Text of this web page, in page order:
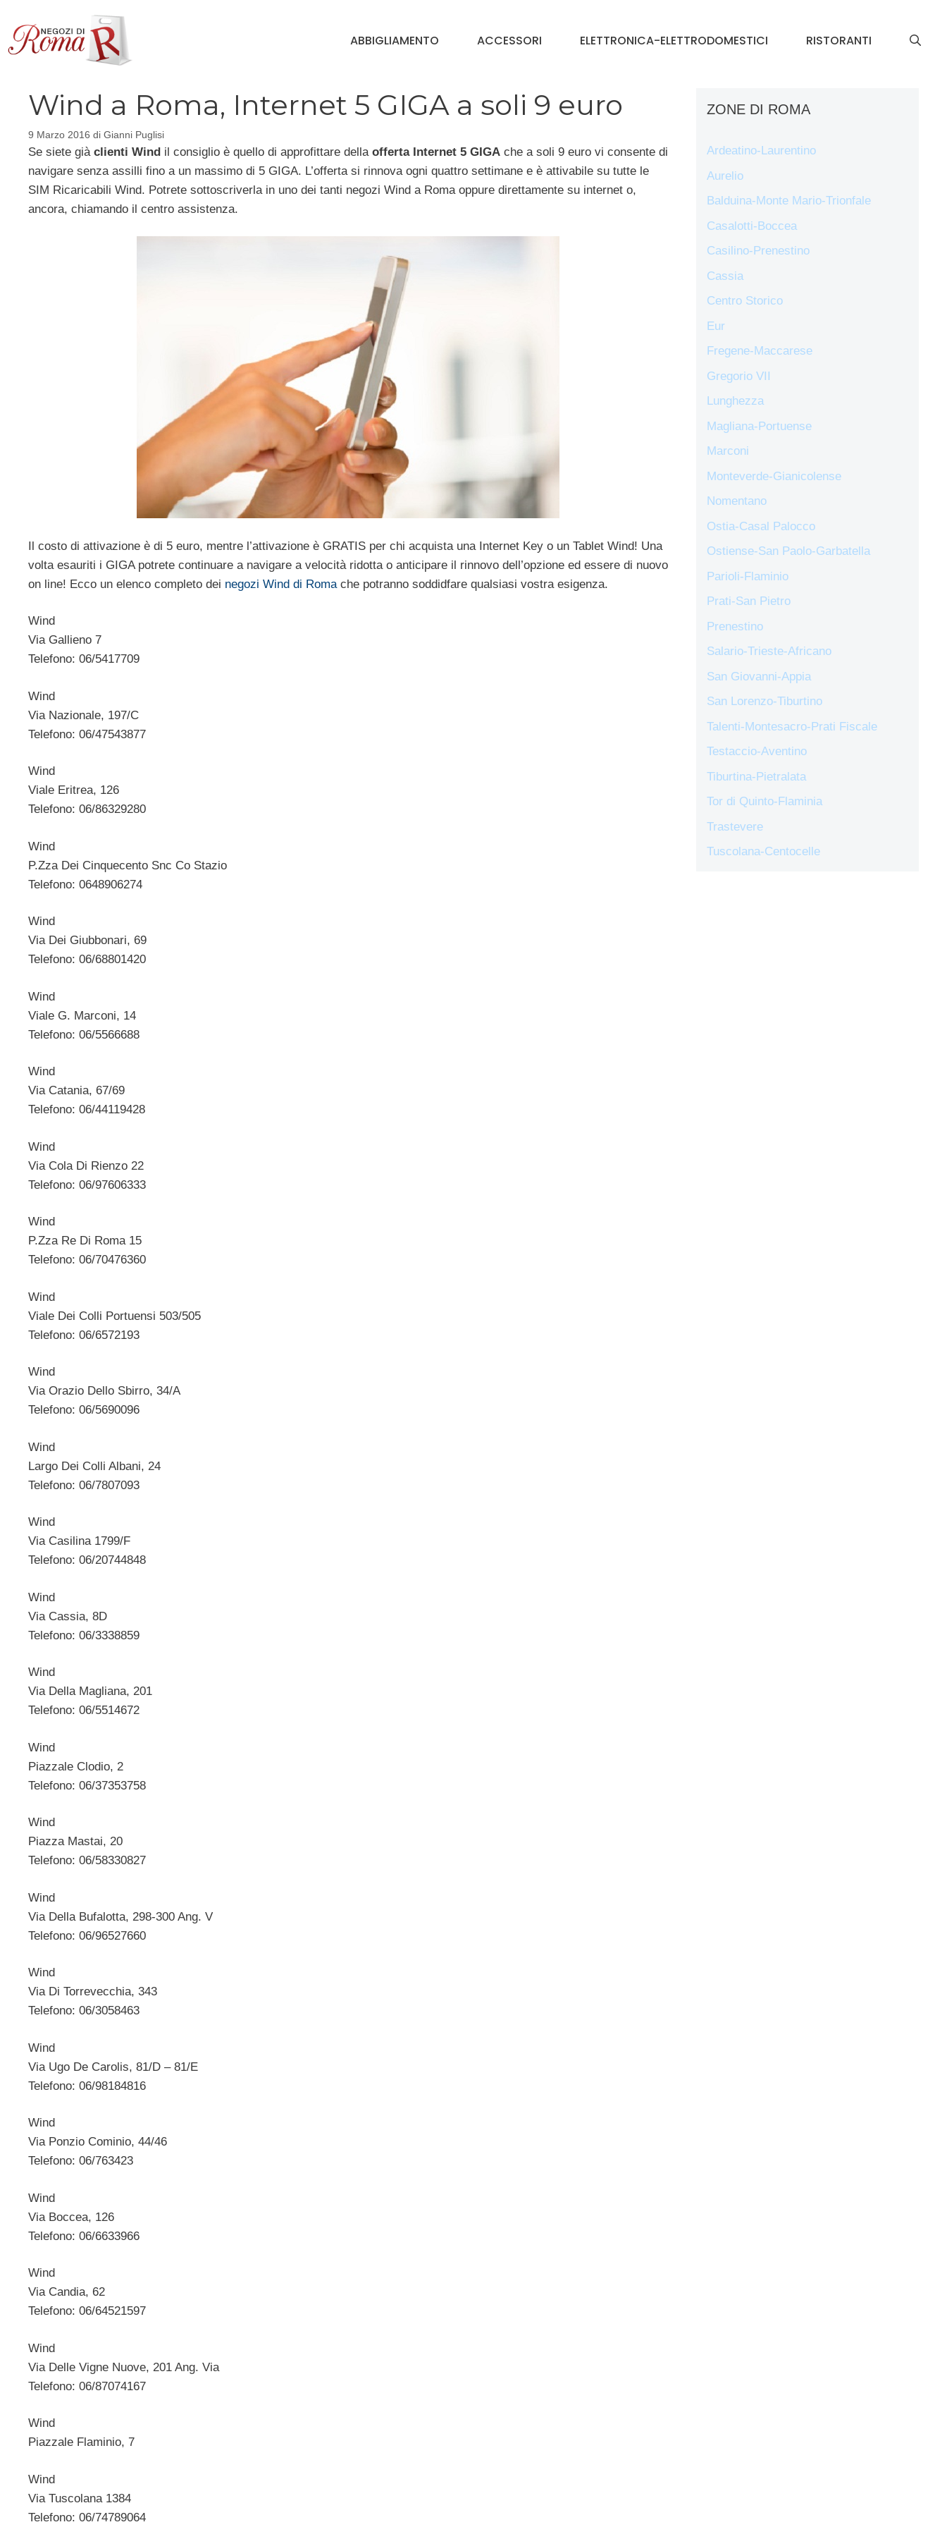
contenuto
ABBIGLIAMENTO ACCESSORI ELETTRONICA-ELETTRODOMESTICI RISTORANTI
Wind a Roma, Internet 5 GIGA a soli 9 euro
9 Marzo 2016 di Gianni Puglisi
Se siete già clienti Wind il consiglio è quello di approfittare della offerta Internet 5 GIGA che a soli 9 euro vi consente di
navigare senza assilli fino a un massimo di 5 GIGA. L’offerta si rinnova ogni quattro settimane e è attivabile su tutte le
SIM Ricaricabili Wind. Potrete sottoscriverla in uno dei tanti negozi Wind a Roma oppure direttamente su internet o,
ancora, chiamando il centro assistenza.
Il costo di attivazione è di 5 euro, mentre l’attivazione è GRATIS per chi acquista una Internet Key o un Tablet Wind! Una
volta esauriti i GIGA potrete continuare a navigare a velocità ridotta o anticipare il rinnovo dell’opzione ed essere di nuovo
on line! Ecco un elenco completo dei negozi Wind di Roma che potranno soddidfare qualsiasi vostra esigenza.
Wind
Via Gallieno 7
Telefono: 06/5417709
Wind
Via Nazionale, 197/C
Telefono: 06/47543877
Wind
Viale Eritrea, 126
Telefono: 06/86329280
Wind
P.Zza Dei Cinquecento Snc Co Stazio
Telefono: 0648906274
Wind
Via Dei Giubbonari, 69
Telefono: 06/68801420
Wind
Viale G. Marconi, 14
Telefono: 06/5566688
Wind
Via Catania, 67/69
Telefono: 06/44119428
Wind
Via Cola Di Rienzo 22
Telefono: 06/97606333
Wind
P.Zza Re Di Roma 15
Telefono: 06/70476360
Wind
Viale Dei Colli Portuensi 503/505
Telefono: 06/6572193
Wind
Via Orazio Dello Sbirro, 34/A
Telefono: 06/5690096
Wind
Largo Dei Colli Albani, 24
Telefono: 06/7807093
Wind
Via Casilina 1799/F
Telefono: 06/20744848
Wind
Via Cassia, 8D
Telefono: 06/3338859
Wind
Via Della Magliana, 201
Telefono: 06/5514672
Wind
Piazzale Clodio, 2
Telefono: 06/37353758
Wind
Piazza Mastai, 20
Telefono: 06/58330827
Wind
Via Della Bufalotta, 298-300 Ang. V
Telefono: 06/96527660
Wind
Via Di Torrevecchia, 343
Telefono: 06/3058463
Wind
Via Ugo De Carolis, 81/D – 81/E
Telefono: 06/98184816
Wind
Via Ponzio Cominio, 44/46
Telefono: 06/763423
Wind
Via Boccea, 126
Telefono: 06/6633966
Wind
Via Candia, 62
Telefono: 06/64521597
Wind
Via Delle Vigne Nuove, 201 Ang. Via
Telefono: 06/87074167
Wind
Piazzale Flaminio, 7
Wind
Via Tuscolana 1384
Telefono: 06/74789064
ZONE DI ROMA
Ardeatino-Laurentino
Aurelio
Balduina-Monte Mario-Trionfale
Casalotti-Boccea
Casilino-Prenestino
Cassia
Centro Storico
Eur
Fregene-Maccarese
Gregorio VII
Lunghezza
Magliana-Portuense
Marconi
Monteverde-Gianicolense
Nomentano
Ostia-Casal Palocco
Ostiense-San Paolo-Garbatella
Parioli-Flaminio
Prati-San Pietro
Prenestino
Salario-Trieste-Africano
San Giovanni-Appia
San Lorenzo-Tiburtino
Talenti-Montesacro-Prati Fiscale
Testaccio-Aventino
Tiburtina-Pietralata
Tor di Quinto-Flaminia
Trastevere
Tuscolana-Centocelle